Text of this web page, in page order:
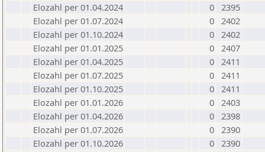
Elozahl per 01.04.2024
0 2395
Elozahl per 01.07.2024
0 2402
Elozahl per 01.10.2024
0 2402
Elozahl per 01.01.2025
0 2407
Elozahl per 01.04.2025
0 2411
Elozahl per 01.07.2025
0 2411
Elozahl per 01.10.2025
0 2411
Elozahl per 01.01.2026
0 2403
Elozahl per 01.04.2026
0 2398
Elozahl per 01.07.2026
0 2390
Elozahl per 01.10.2026
0 2390